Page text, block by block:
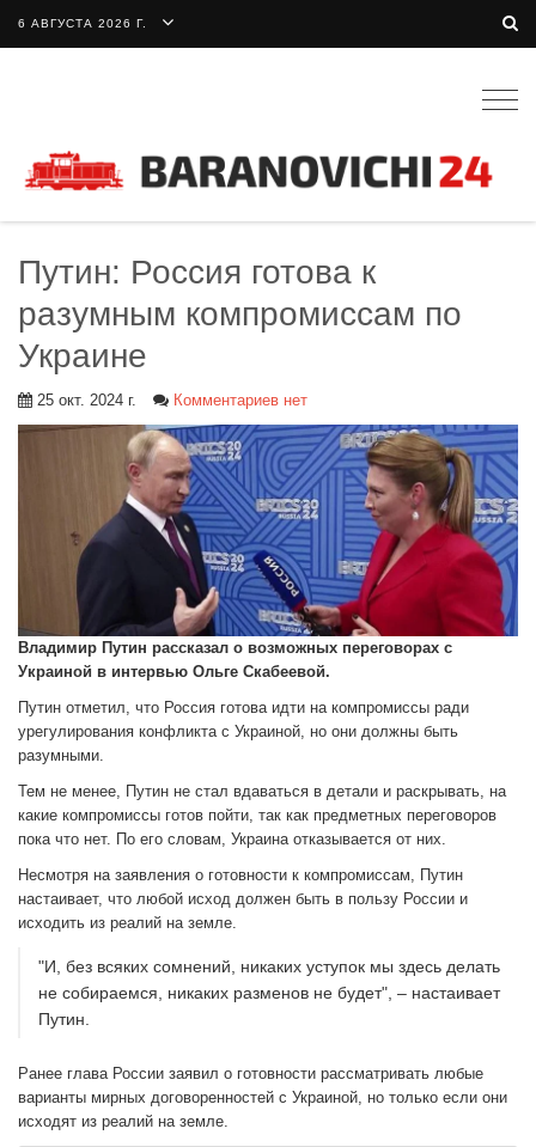
6 АВГУСТА 2026 Г.
Путин: Россия готова к
разумным компромиссам по
Украине
25 окт. 2024 г. Комментариев нет
Владимир Путин рассказал о возможных переговорах с
Украиной в интервью Ольге Скабеевой.
Путин отметил, что Россия готова идти на компромиссы ради
урегулирования конфликта с Украиной, но они должны быть
разумными.
Тем не менее, Путин не стал вдаваться в детали и раскрывать, на
какие компромиссы готов пойти, так как предметных переговоров
пока что нет. По его словам, Украина отказывается от них.
Несмотря на заявления о готовности к компромиссам, Путин
настаивает, что любой исход должен быть в пользу России и
исходить из реалий на земле.
"И, без всяких сомнений, никаких уступок мы здесь делать
не собираемся, никаких разменов не будет", – настаивает
Путин.
Ранее глава России заявил о готовности рассматривать любые
варианты мирных договоренностей с Украиной, но только если они
исходят из реалий на земле.